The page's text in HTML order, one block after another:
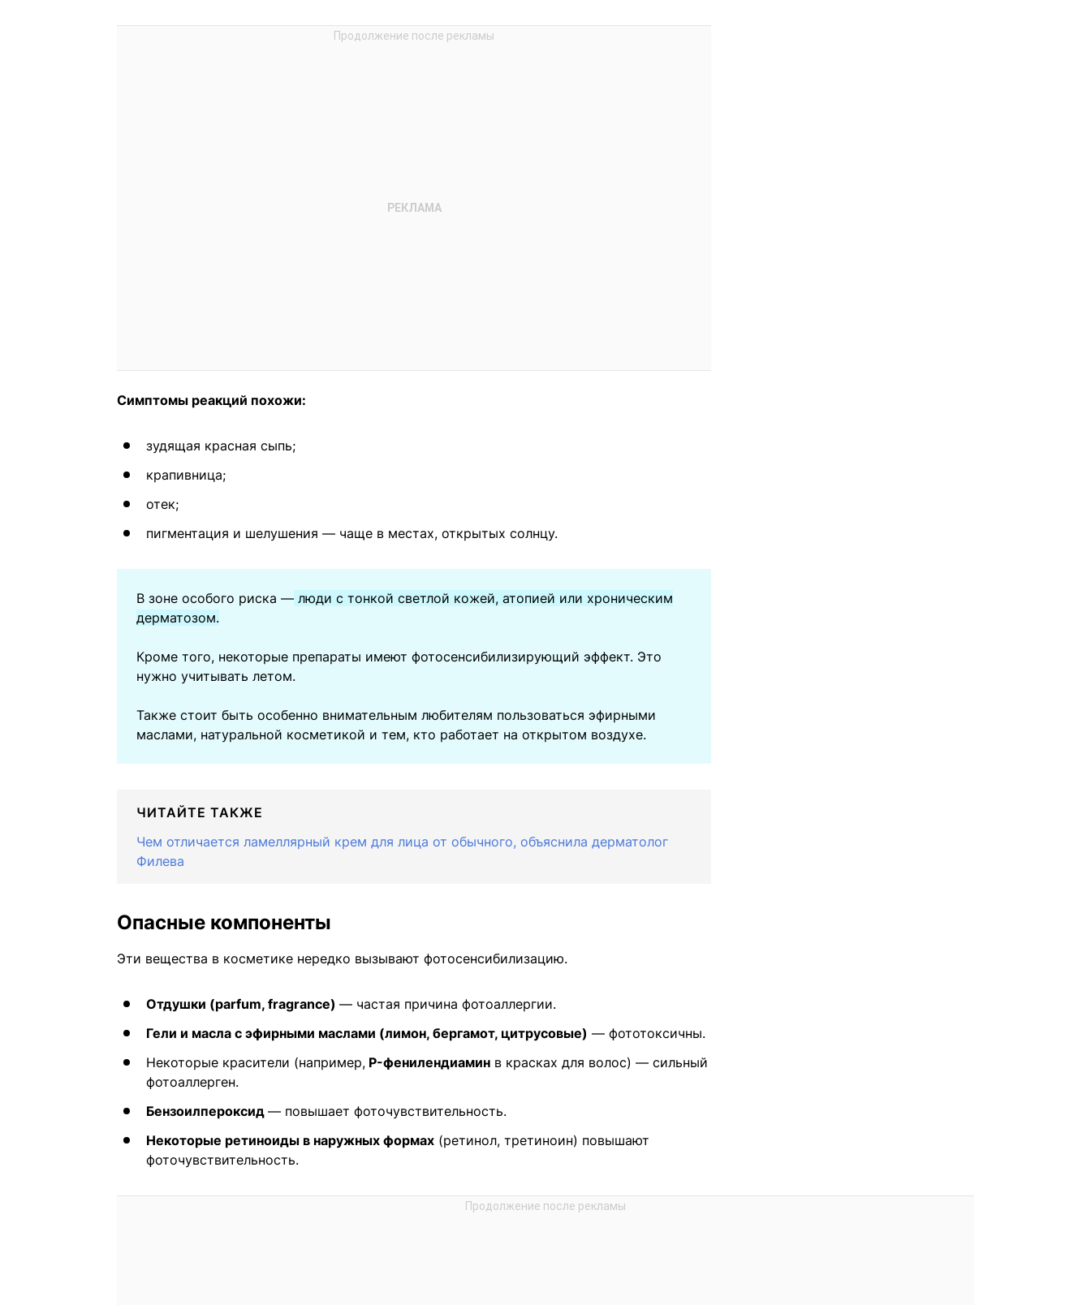
Симптомы реакций похожи:
зудящая красная сыпь;
крапивница;
отек;
пигментация и шелушения — чаще в местах, открытых солнцу.
В зоне особого риска — люди с тонкой светлой кожей, атопией или хроническим
дерматозом.
Кроме того, некоторые препараты имеют фотосенсибилизирующий эффект. Это
нужно учитывать летом.
Также стоит быть особенно внимательным любителям пользоваться эфирными
маслами, натуральной косметикой и тем, кто работает на открытом воздухе.
ЧИТАЙТЕ ТАКЖЕ
Чем отличается ламеллярный крем для лица от обычного, объяснила дерматолог
Филева
Опасные компоненты
Эти вещества в косметике нередко вызывают фотосенсибилизацию.
Отдушки (parfum, fragrance) — частая причина фотоаллергии.
Гели и масла с эфирными маслами (лимон, бергамот, цитрусовые) — фототоксичны.
Некоторые красители (например, P-фенилендиамин в красках для волос) — сильный
фотоаллерген.
Бензоилпероксид — повышает фоточувствительность.
Некоторые ретиноиды в наружных формах (ретинол, третиноин) повышают
фоточувствительность.